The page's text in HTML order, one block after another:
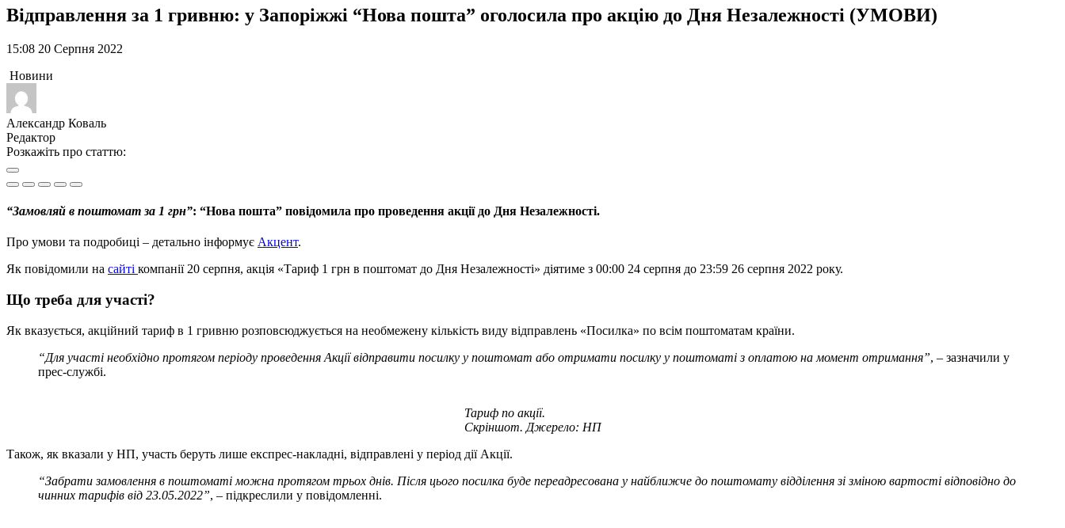
Відправлення за 1 гривню: у Запоріжжі “Нова пошта” оголосила про акцію до Дня Незалежності (УМОВИ)
15:08 20 Серпня 2022
Новини
Александр Коваль
Редактор
Розкажіть про статтю:
“Замовляй в поштомат за 1 грн”: “Нова пошта” повідомила про проведення акції до Дня Незалежності.
Про умови та подробиці – детально інформує Акцент.
Як повідомили на сайті компанії 20 серпня, акція «Тариф 1 грн в поштомат до Дня Незалежності» діятиме з 00:00 24 серпня до 23:59 26 серпня 2022 року.
Що треба для участі?
Як вказується, акційний тариф в 1 гривню розповсюджується на необмежену кількість виду відправлень «Посилка» по всім поштоматам країни.
“Для участі необхідно протягом періоду проведення Акції відправити посилку у поштомат або отримати посилку у поштоматі з оплатою на момент отримання”, – зазначили у
прес-службі.
Тариф по акції.
Скріншот. Джерело: НП
Також, як вказали у НП, участь беруть лише експрес-накладні, відправлені у період дії Акції.
“Забрати замовлення в поштоматі можна протягом трьох днів. Після цього посилка буде переадресована у найближче до поштомату відділення зі зміною вартості відповідно до
чинних тарифів від 23.05.2022”, – підкреслили у повідомленні.